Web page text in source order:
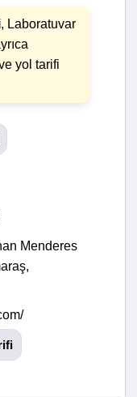
, Laboratuvar
yol tarifi
Menderes